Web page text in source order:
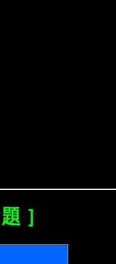
］